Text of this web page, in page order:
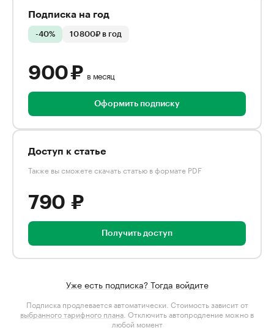
Подписка на год
-40% 10 800₽ в год
900 ₽ в месяц
Оформить подписку
Доступ к статье
Также вы сможете скачать статью в формате PDF
790 ₽
Получить доступ
Уже есть подписка? Тогда войдите
Подписка продлевается автоматически. Стоимость зависит от
выбранного тарифного плана . Отключить автопродление можно в
любой момент